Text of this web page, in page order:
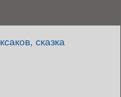
сказка